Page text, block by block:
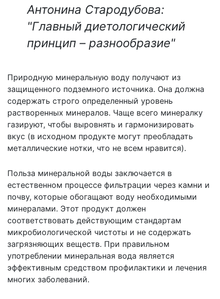
Антонина Стародубова:
"Главный диетологический
принцип – разнообразие"
Природную минеральную воду получают из
защищенного подземного источника. Она должна
содержать строго определенный уровень
растворенных минералов. Чаще всего минералку
газируют, чтобы выровнять и гармонизировать
вкус (в исходном продукте могут преобладать
металлические нотки, что не всем нравится).
Польза минеральной воды заключается в
естественном процессе фильтрации через камни и
почву, которые обогащают воду необходимыми
минералами. Этот продукт должен
соответствовать действующим стандартам
микробиологической чистоты и не содержать
загрязняющих веществ. При правильном
употреблении минеральная вода является
эффективным средством профилактики и лечения
многих заболеваний.